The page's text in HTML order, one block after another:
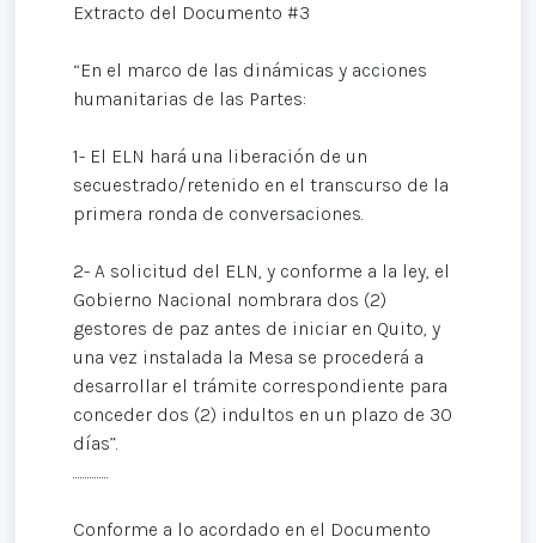
Extracto del Documento #3
“En el marco de las dinámicas y acciones
humanitarias de las Partes:
1- El ELN hará una liberación de un
secuestrado/retenido en el transcurso de la
primera ronda de conversaciones.
2- A solicitud del ELN, y conforme a la ley, el
Gobierno Nacional nombrara dos (2)
gestores de paz antes de iniciar en Quito, y
una vez instalada la Mesa se procederá a
desarrollar el trámite correspondiente para
conceder dos (2) indultos en un plazo de 30
días”.
...............
Conforme a lo acordado en el Documento